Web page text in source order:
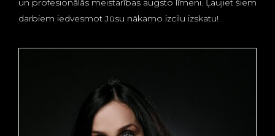
un profesionālās meistarības augsto līmeni. Ļaujiet šiem
darbiem iedvesmot Jūsu nākamo izcilu izskatu!